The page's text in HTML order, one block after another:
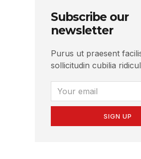
Subscribe our
newsletter
Purus ut praesent
sollicitudin cubilia
SIGN UP